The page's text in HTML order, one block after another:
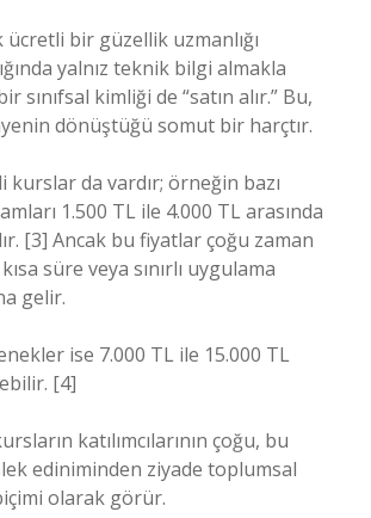
bir güzellik uzmanlığı
yalnız teknik bilgi almakla
sınıfsal kimliği de “satın alır.” Bu,
dönüştüğü somut bir harçtır.
kurslar da vardır; örneğin bazı
1.500 TL ile 4.000 TL arasında
[3] Ancak bu fiyatlar çoğu zaman
süre veya sınırlı uygulama
gelir.
ise 7.000 TL ile 15.000 TL
[4]
katılımcılarının çoğu, bu
ediniminden ziyade toplumsal
olarak görür.